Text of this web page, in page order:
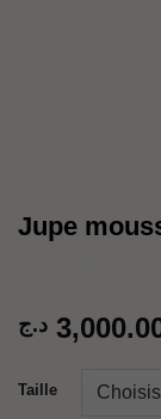
Jupe
د.ج
Taille